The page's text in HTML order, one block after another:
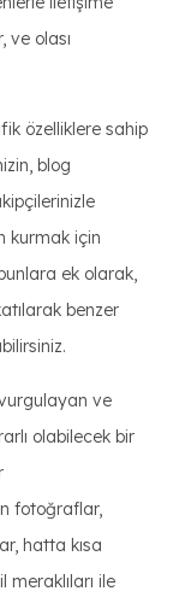
ve olası
özelliklere sahip
blog
kurmak için
ek olarak,
benzer
ve
olabilecek bir
fotoğraflar,
hatta kısa
ile